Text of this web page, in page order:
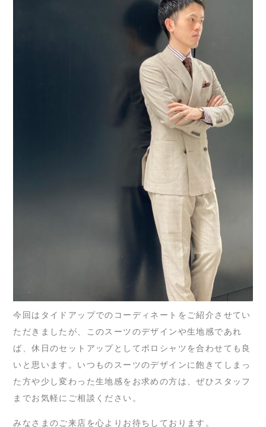
今回はタイドアップでのコーディネートをご紹介させてい
ただきましたが、このスーツのデザインや生地感であれ
ば、休日のセットアップとしてポロシャツを合わせても良
いと思います。いつものスーツのデザインに飽きてしまっ
た方や少し変わった生地感をお求めの方は、ぜひスタッフ
までお気軽にご相談ください。
みなさまのご来店を心よりお待ちしております。